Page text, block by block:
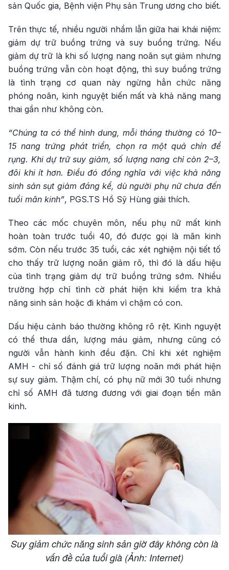
sản Quốc gia, Bệnh viện Phụ sản Trung ương cho biết.
Trên thực tế, nhiều người nhầm lẫn giữa hai khái niệm:
giảm dự trữ buồng trứng và suy buồng trứng. Nếu
giảm dự trữ là khi số lượng nang noãn sụt giảm nhưng
buồng trứng vẫn còn hoạt động, thì suy buồng trứng
là tình trạng cơ quan này ngừng hẳn chức năng
phóng noãn, kinh nguyệt biến mất và khả năng mang
thai gần như không còn.
“Chúng ta có thể hình dung, mỗi tháng thường có 10–
15 nang trứng phát triển, chọn ra một quả chín để
rụng. Khi dự trữ suy giảm, số lượng nang chỉ còn 2–3,
đôi khi ít hơn. Điều đó đồng nghĩa với việc khả năng
sinh sản sụt giảm đáng kể, dù người phụ nữ chưa đến
tuổi mãn kinh”, PGS.TS Hồ Sỹ Hùng giải thích.
Theo các mốc chuyên môn, nếu phụ nữ mất kinh
hoàn toàn trước tuổi 40, đó được gọi là mãn kinh
sớm. Còn nếu trước 35 tuổi, các xét nghiệm nội tiết tố
cho thấy trữ lượng noãn giảm rõ, thì đó là dấu hiệu
của tình trạng giảm dự trữ buồng trứng sớm. Nhiều
trường hợp chỉ tình cờ phát hiện khi kiểm tra khả
năng sinh sản hoặc đi khám vì chậm có con.
Dấu hiệu cảnh báo thường không rõ rệt. Kinh nguyệt
có thể thưa dần, lượng máu giảm, nhưng cũng có
người vẫn hành kinh đều đặn. Chỉ khi xét nghiệm
AMH - chỉ số đánh giá trữ lượng noãn mới phát hiện
sự suy giảm. Thậm chí, có phụ nữ mới 30 tuổi nhưng
chỉ số AMH đã tương đương với giai đoạn tiền mãn
kinh.
Suy giảm chức năng sinh sản giờ đây không còn là
vấn đề của tuổi già (Ảnh: Internet)